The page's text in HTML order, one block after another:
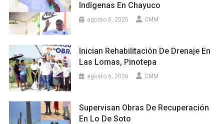
Indígenas En Chayuco
agosto 6, 2026 CMM
Inician Rehabilitación De Drenaje En
Las Lomas, Pinotepa
agosto 6, 2026 CMM
Supervisan Obras De Recuperación
En Lo De Soto